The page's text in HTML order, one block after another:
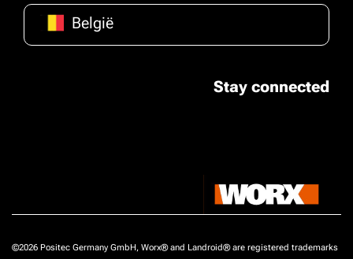
België
Stay connected
©2026 Positec Germany GmbH, Worx® and Landroid® are registered trademarks